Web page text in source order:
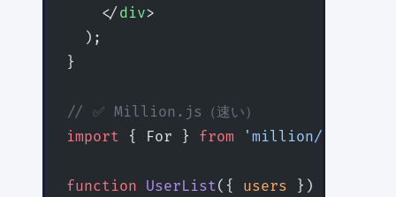
    </
div>
  );
}
// ✅ Million.js（速い）
import { For } from 'million/react'
function UserList({ users }) {